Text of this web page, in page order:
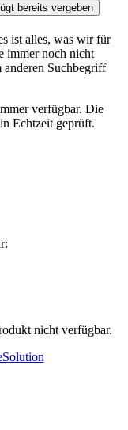
bereits vergeben
ist alles, was wir für
immer noch nicht
anderen Suchbegriff
verfügbar. Die
Echtzeit geprüft.
nicht verfügbar.